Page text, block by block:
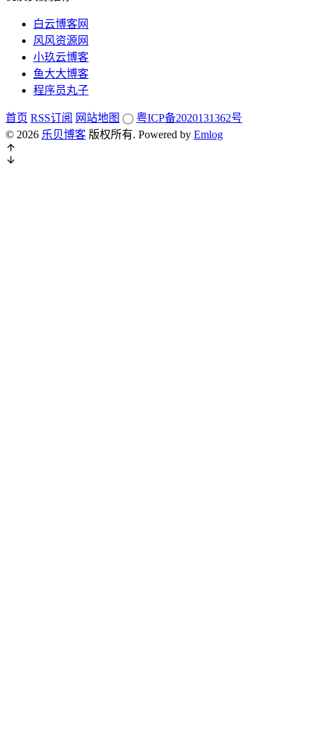
白云博客网
风风资源网
小玖云博客
鱼大大博客
程序员丸子
首页 RSS订阅 网站地图
粤ICP备2020131362号
© 2026 乐贝博客 版权所有. Powered by Emlog